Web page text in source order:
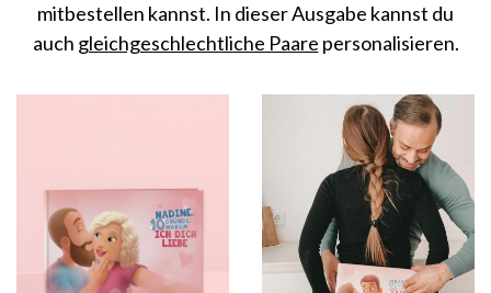
mitbestellen kannst. In dieser Ausgabe kannst du
auch gleichgeschlechtliche Paare personalisieren.